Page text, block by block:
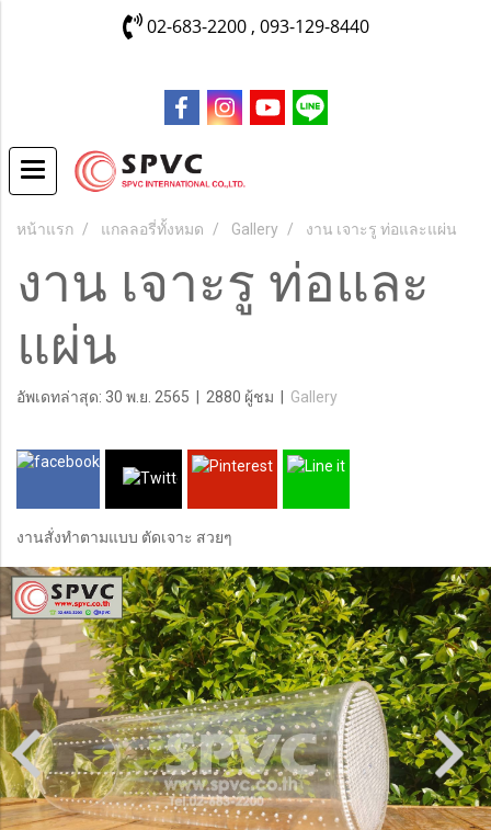
02-683-2200 , 093-129-8440
หน้าแรก แกลลอรี่ทั้งหมด Gallery งาน เจาะรู ท่อและแผ่น
งาน เจาะรู ท่อและ
แผ่น
อัพเดทล่าสุด: 30 พ.ย. 2565 2880 ผู้ชม Gallery
งานสั่งทำตามแบบ ตัดเจาะ สวยๆ